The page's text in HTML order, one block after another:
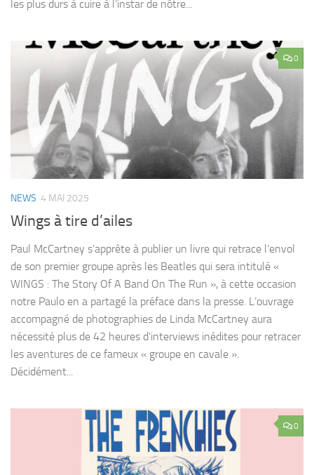
les plus durs à cuire à l‘instar de nôtre...
0
NEWS 4 MAI 2025
Wings à tire d’ailes
Paul McCartney s’apprête à publier un livre qui retrace l’envol
de son premier groupe après les Beatles qui sera intitulé «
WINGS : The Story Of A Band On The Run », à cette occasion
notre Paulo en a partagé la préface dans la presse. L’ouvrage
accompagné de photographies de Linda McCartney aura
nécessité plus de 42 heures d’interviews inédites pour retracer
les aventures de ce fameux « groupe en cavale ».
Décidément...
0